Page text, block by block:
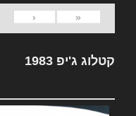
«
‹
קטלוג ג'יפ 1983